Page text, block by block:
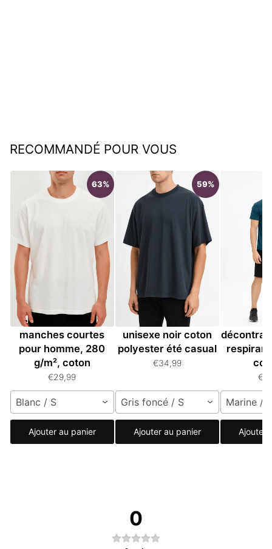
RECOMMANDÉ POUR VOUS
63%
T-shirt oversize à
manches courtes
pour homme, 280
g/m², coton
€29,99
Blanc / S
Ajouter au panier
59%
T-shirt oversize
unisexe noir coton
polyester été casual
€34,99
Gris foncé / S
Ajouter au panier
T-
Marine /
Ajouter
0